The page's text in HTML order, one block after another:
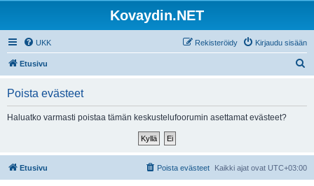
Kovaydin.NET
UKK Kirjaudu sisään
Rekisteröidy
Etusivu
Poista evästeet
Haluatko varmasti poistaa tämän keskustelufoorumin asettamat evästeet?
Etusivu Kaikki ajat ovat UTC+03:00
Poista evästeet